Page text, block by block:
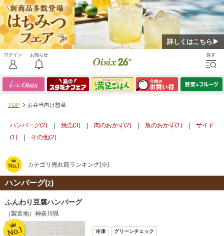
詳しくはこちら▶
TOP お弁当向け惣菜
ハンバーグ(2) 焼売(3) 肉のおかず(2) 魚のおかず(1)
サイド
(1) その他(2)
カテゴリ売れ筋ランキング(※)
ハンバーグ(2)